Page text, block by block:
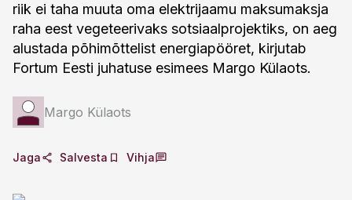
riik ei taha muuta oma elektrijaamu maksumaksja
raha eest vegeteerivaks sotsiaalprojektiks, on aeg
alustada põhimõttelist energiapööret, kirjutab
Fortum Eesti juhatuse esimees Margo Külaots.
Margo Külaots
Jaga Salvesta Vihja